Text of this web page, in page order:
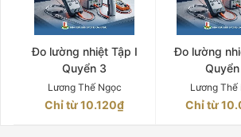
Đo lường nhiệt Tập I
Quyển 3
Lương Thế Ngọc
Chỉ từ 10.120₫
Đo lường
Quyển
Lương Thế
Chỉ từ